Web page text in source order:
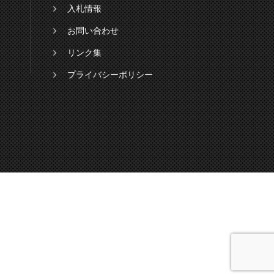
入札情報
お問い合わせ
リンク集
プライバシーポリシー